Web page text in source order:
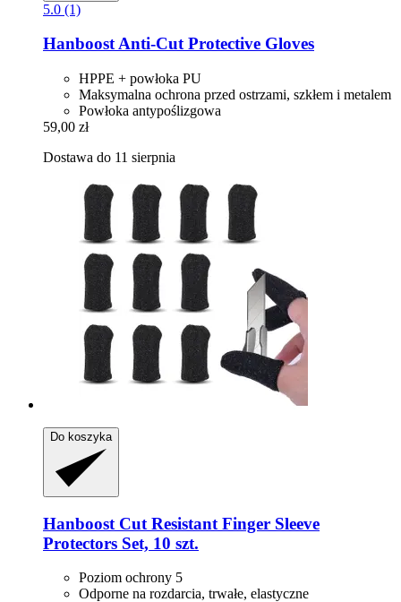
5.0 (1)
HanboostAnti-​Cut Protective Gloves
HPPE + powłoka PU
Maksymalna ochrona przed ostrzami, szkłem i metalem
Powłoka antypoślizgowa
59,00 zł
Dostawa do 11 sierpnia
Do koszyka
Hanboost Cut Resistant Finger Sleeve
Protectors Set, 10 szt.
Poziom ochrony 5
Odporne na rozdarcia, trwałe, elastyczne